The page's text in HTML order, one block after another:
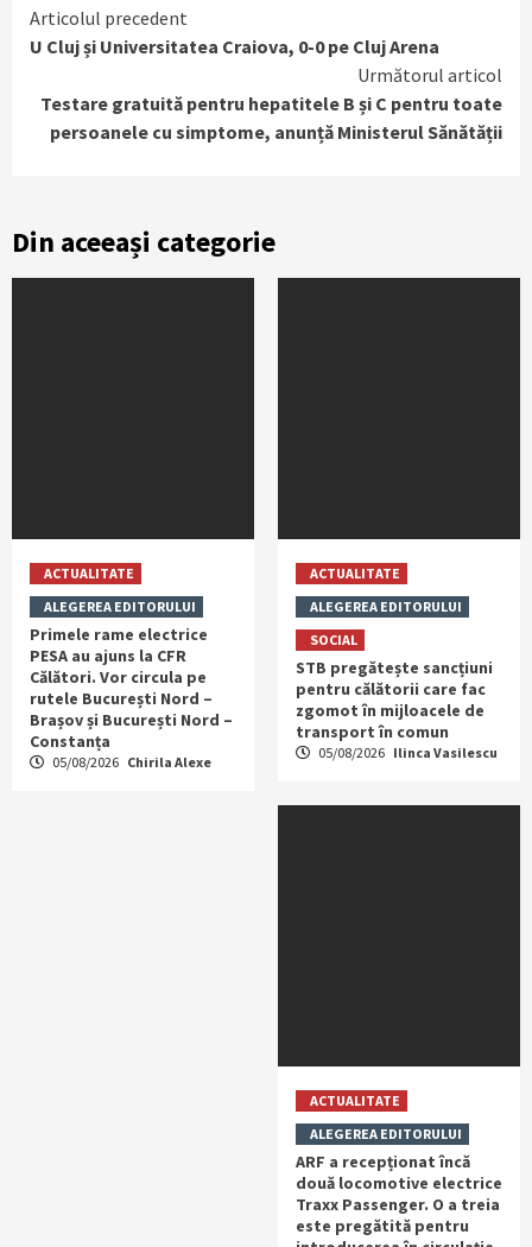
Continue
Reading
Articolul precedent
U Cluj și Universitatea Craiova, 0-0 pe Cluj Arena
Următorul articol
Testare gratuită pentru hepatitele B și C pentru toate
persoanele cu simptome, anunță Ministerul Sănătății
Din aceeași categorie
ACTUALITATE
ALEGEREA EDITORULUI
Primele rame electrice
PESA au ajuns la CFR
Călători. Vor circula pe
rutele București Nord –
Brașov și București Nord –
Constanța
05/08/2026 Chirila Alexe
ACTUALITATE
ALEGEREA EDITORULUI
SOCIAL
STB pregătește sancțiuni
pentru călătorii care fac
zgomot în mijloacele de
transport în comun
05/08/2026 Ilinca Vasilescu
ACTUALITATE
ALEGEREA EDITORULUI
ARF a recepționat încă
două locomotive electrice
Traxx Passenger. O a treia
este pregătită pentru